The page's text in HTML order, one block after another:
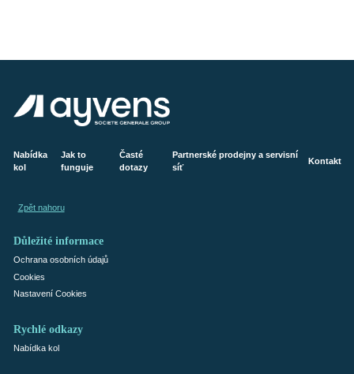
Nabídka
kol
Jak to
funguje
Časté
dotazy
Partnerské prodejny a servisní
síť
Kontakt
Zpět nahoru
Důležité informace
Ochrana osobních údajů
Cookies
Nastavení Cookies
Rychlé odkazy
Nabídka kol